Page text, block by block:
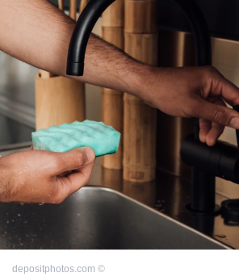
©
depositphotos.com